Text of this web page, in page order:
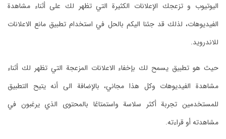
اليوتيوب و تزعجك الإعلانات الكثيرة التي تظهر لك على أثناء مشاهدة
الفيديوهات، لذلك قد جئنا اليكم بالحل في استخدام تطبيق مانع الاعلانات
للاندرويد.
حيث هو تطبيق يسمح لك بإخفاء الاعلانات المزعجة التي تظهر لك أثناء
مشاهدة الفيديوهات وكل هذا مجاني، بالإضافة الى أنه يتيح التطبيق
للمستخدمين تجربة أكثر سلاسة واستمتاعًا بالمحتوى الذي يرغبون في
مشاهدته أو قراءته.